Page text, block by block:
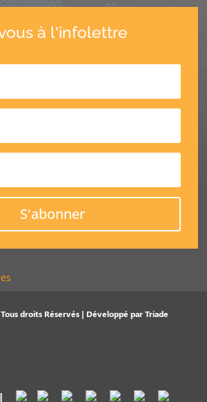
à l'infolettre
S'abonner
Tous droits Réservés | Développé parTriade
|